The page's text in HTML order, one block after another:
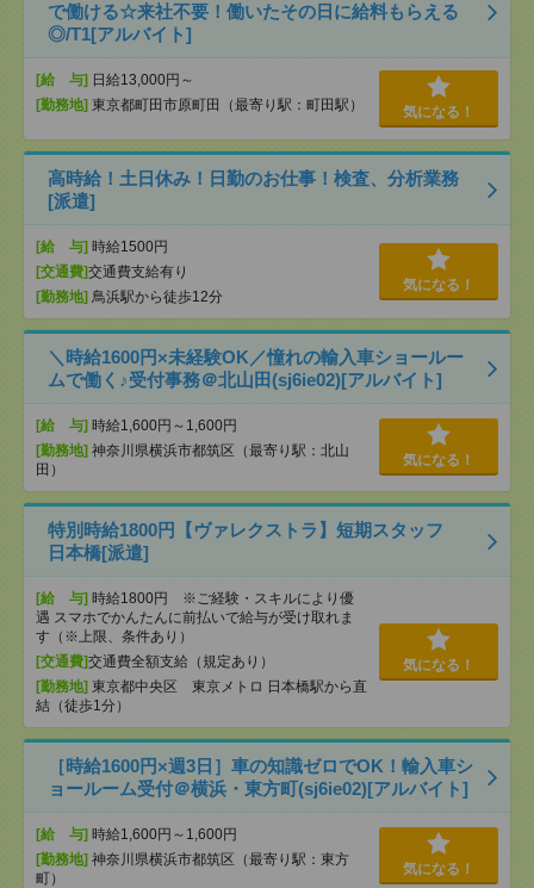
で働ける☆来社不要！働いたその日に給料もらえる
◎/T1[アルバイト]
[給 与] 日給13,000円～
[勤務地] 東京都町田市原町田（最寄り駅：町田駅） 気になる！
高時給！土日休み！日勤のお仕事！検査、分析業務
[派遣]
[給 与] 時給1500円
[交通費]交通費支給有り
[勤務地] 鳥浜駅から徒歩12分
気になる！
＼時給1600円×未経験OK／憧れの輸入車ショールー
ムで働く♪受付事務＠北山田(sj6ie02)[アルバイト]
[給 与] 時給1,600円～1,600円
[勤務地] 神奈川県横浜市都筑区（最寄り駅：北山
田）
気になる！
特別時給1800円【ヴァレクストラ】短期スタッフ
日本橋[派遣]
[給 与] 時給1800円 ※ご経験・スキルにより優
遇 スマホでかんたんに前払いで給与が受け取れま
す（※上限、条件あり）
[交通費]交通費全額支給（規定あり）
[勤務地] 東京都中央区 東京メトロ 日本橋駅から直
結（徒歩1分）
気になる！
［時給1600円×週3日］車の知識ゼロでOK！輸入車シ
ョールーム受付＠横浜・東方町(sj6ie02)[アルバイト]
[給 与] 時給1,600円～1,600円
[勤務地] 神奈川県横浜市都筑区（最寄り駅：東方
町）
気になる！